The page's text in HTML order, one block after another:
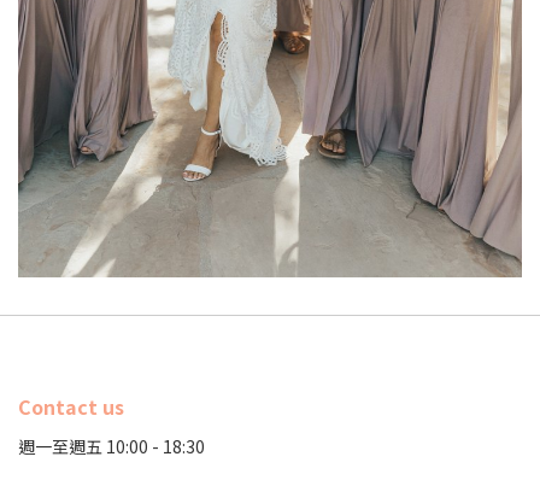
Contact us
週一至週五 10:00 - 18:30